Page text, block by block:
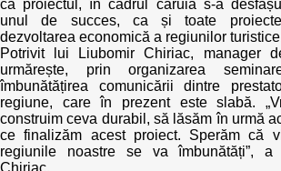
că proiectul, în cadrul căruia s-a
unul de succes, ca și toate
dezvoltarea economică a regiunilor
Potrivit lui Liubomir Chiriac, manager
urmărește, prin organizarea
îmbunătățirea comunicării dintre
regiune, care în prezent este slabă.
construim ceva durabil, să lăsăm în urmă
ce finalizăm acest proiect. Sperăm că
regiunile noastre se va îmbunătăți”, a
Chiriac.